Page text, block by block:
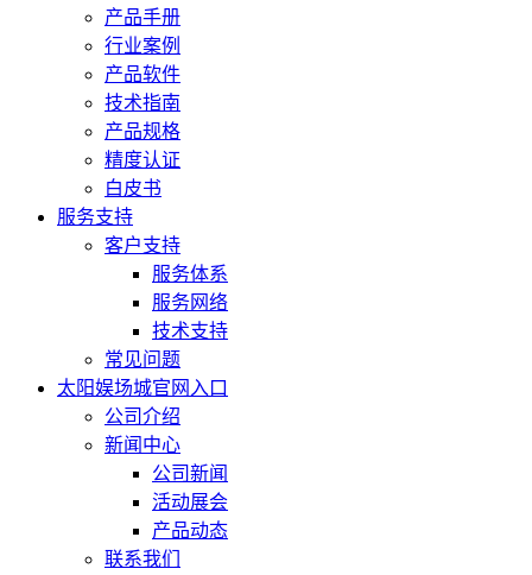
产品手册
行业案例
产品软件
技术指南
产品规格
精度认证
白皮书
服务支持
客户支持
服务体系
服务网络
技术支持
常见问题
太阳娱场城官网入口
公司介绍
新闻中心
公司新闻
活动展会
产品动态
联系我们